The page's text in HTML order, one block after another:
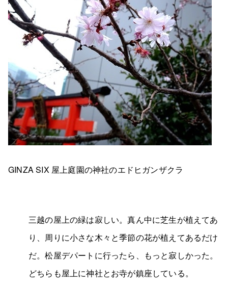
GINZA SIX 屋上庭園の神社のエドヒガンザクラ
三越の屋上の緑は寂しい。真ん中に芝生が植えてあ
り、周りに小さな木々と季節の花が植えてあるだけ
だ。松屋デパートに行ったら、もっと寂しかった。
どちらも屋上に神社とお寺が鎮座している。